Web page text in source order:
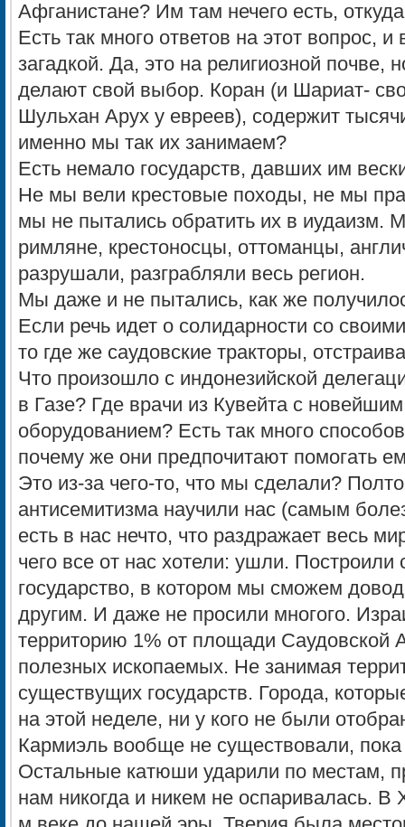
Афганистане? Им там нечего есть,
Есть так много ответов на этот вопрос, и
загадкой. Да, это на религиозной почве,
делают свой выбор. Коран (и Шариат-
Шульхан Арух у евреев), содержит
именно мы так их занимаем?
Есть немало государств, давших им
Не мы вели крестовые походы, не мы
мы не пытались обратить их в иудаизм.
римляне, крестоносцы, оттоманцы,
разрушали, разграбляли весь регион.
Мы даже и не пытались, как же
Если речь идет о солидарности со
то где же саудовские тракторы,
Что произошло с индонезийской
в Газе? Где врачи из Кувейта с
оборудованием? Есть так много
почему же они предпочитают помогать
Это из-за чего-то, что мы сделали?
антисемитизма научили нас (самым
есть в нас нечто, что раздражает весь
чего все от нас хотели: ушли. Построили
государство, в котором мы сможем
другим. И даже не просили многого.
территорию 1% от площади Саудовской
полезных ископаемых. Не занимая
существущих государств. Города,
на этой неделе, ни у кого не были
Кармиэль вообще не существовали,
Остальные катюши ударили по местам,
нам никогда и никем не оспаривалась.